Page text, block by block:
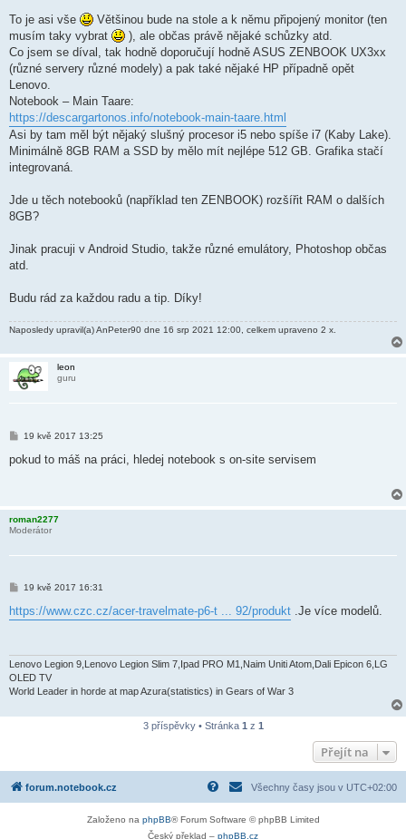
To je asi vše
Většinou bude na stole a k němu připojený monitor (ten
musím taky vybrat
), ale občas právě nějaké schůzky atd.
Co jsem se díval, tak hodně doporučují hodně ASUS ZENBOOK UX3xx
(různé servery různé modely) a pak také nějaké HP případně opět
Lenovo.
Notebook – Main Taare:
https://descargartonos.info/notebook-main-taare.html
Asi by tam měl být nějaký slušný procesor i5 nebo spíše i7 (Kaby Lake).
Minimálně 8GB RAM a SSD by mělo mít nejlépe 512 GB. Grafika stačí
integrovaná.
Jde u těch notebooků (například ten ZENBOOK) rozšířit RAM o dalších
8GB?
Jinak pracuji v Android Studio, takže různé emulátory, Photoshop občas
atd.
Budu rád za každou radu a tip. Díky!
Naposledy upravil(a)AnPeter90 dne 16 srp 2021 12:00, celkem upraveno 2 x.
leon
guru
P
í
e
k
19 kvě 2017 13:25
pokud to máš na práci, hledej notebook s on-site servisem
roman2277
Moderátor
P
í
s
e
k
19 kvě 2017 16:31
https://www.czc.cz/acer-travelmate-p6-t ... 92/produkt .Je více modelů.
Lenovo Legion 9,Lenovo Legion Slim 7,Ipad PRO M1,Naim Uniti Atom,Dali Epicon 6,LG
OLED TV
World Leader in horde at map Azura(statistics) in Gears of War 3
3 příspěvky • Stránka 1 z 1
Přejít na
forum.notebook.cz Všechny časy jsou v UTC+02:00
Založeno na phpBB® Forum Software © phpBB Limited
Český překlad – phpBB.cz